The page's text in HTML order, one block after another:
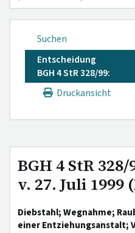
Suchen
Entscheidung
BGH 4 StR 328/99:
Druckansicht
BGH 4 StR
v. 27. Juli 1999
Diebstahl; Wegnahme;
einer Entziehungsanstalt;